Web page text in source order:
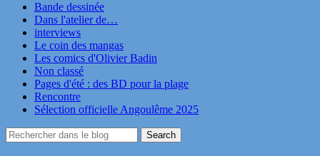
Bande dessinée
Dans l'atelier de…
interviews
Le coin des mangas
Les comics d'Olivier Badin
Non classé
Pages d'été : des BD pour la plage
Rencontre
Sélection officielle Angoulême 2025